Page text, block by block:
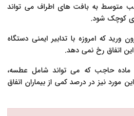
متوسط به بافت های اطراف می تواند
کوچک شود.
ورید که امروزه با تدابیر ایمنی دستگاه
اتفاق رخ نمی دهد.
حاجب که می تواند شامل عطسه،
مورد نیز در درصد کمی از بیماران اتفاق